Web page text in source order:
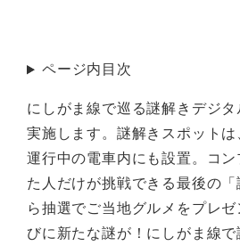
ページ内目次
にしがま線で巡る謎解きデジ
実施します。謎解きスポットは
運行中の電車内にも設置。コ
た人だけが挑戦できる最後の
ら抽選でご当地グルメをプレ
びに新たな謎が！にしがま線